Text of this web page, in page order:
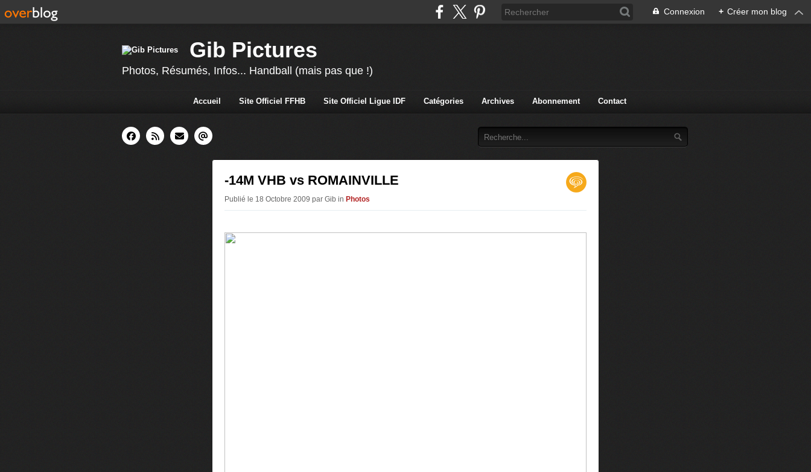
Connexion + Créer mon blog
Gib Pictures
Photos, Résumés, Infos... Handball (mais pas que !)
Accueil Site Officiel FFHB Site Officiel Ligue IDF Catégories Archives Abonnement Contact
-14M VHB vs ROMAINVILLE
Publié le 18 Octobre 2009 par Gib in Photos